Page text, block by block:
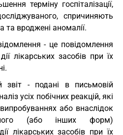
терміну госпіталізації,
спричиняють
та вроджені аномалії.
- це повідомлення
лікарських засобів при їх
звіт - подані в письмовій
усіх побічних реакцій, які
або внаслідок
(або інших форм)
лікарських засобів при їх